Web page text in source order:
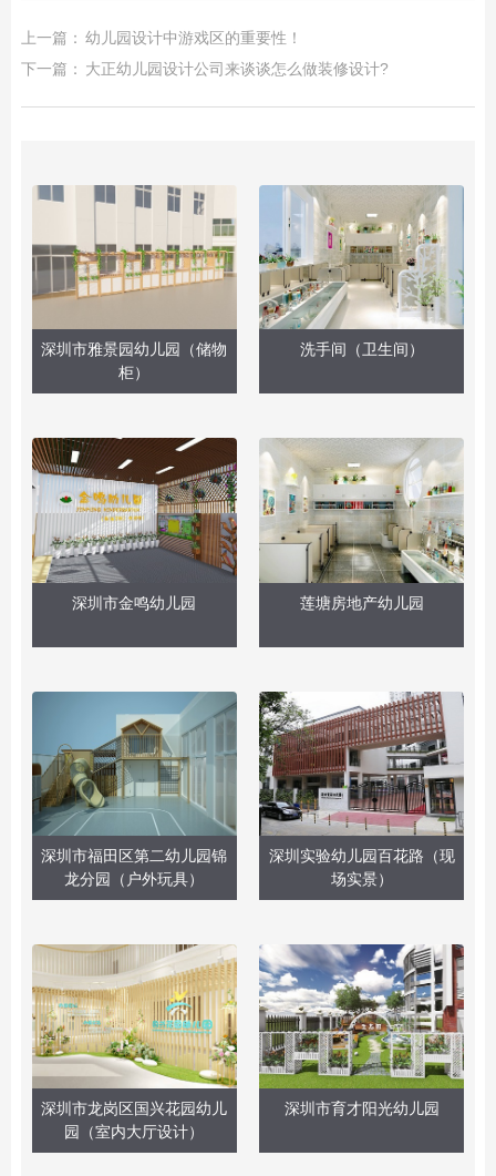
上一篇： 幼儿园设计中游戏区的重要性！
下一篇： 大正幼儿园设计公司来谈谈怎么做装修设计?
深圳市雅景园幼儿园（储物
柜）
洗手间（卫生间）
深圳市金鸣幼儿园 莲塘房地产幼儿园
深圳市福田区第二幼儿园锦
龙分园（户外玩具）
深圳实验幼儿园百花路（现
场实景）
深圳市龙岗区国兴花园幼儿
园（室内大厅设计）
深圳市育才阳光幼儿园